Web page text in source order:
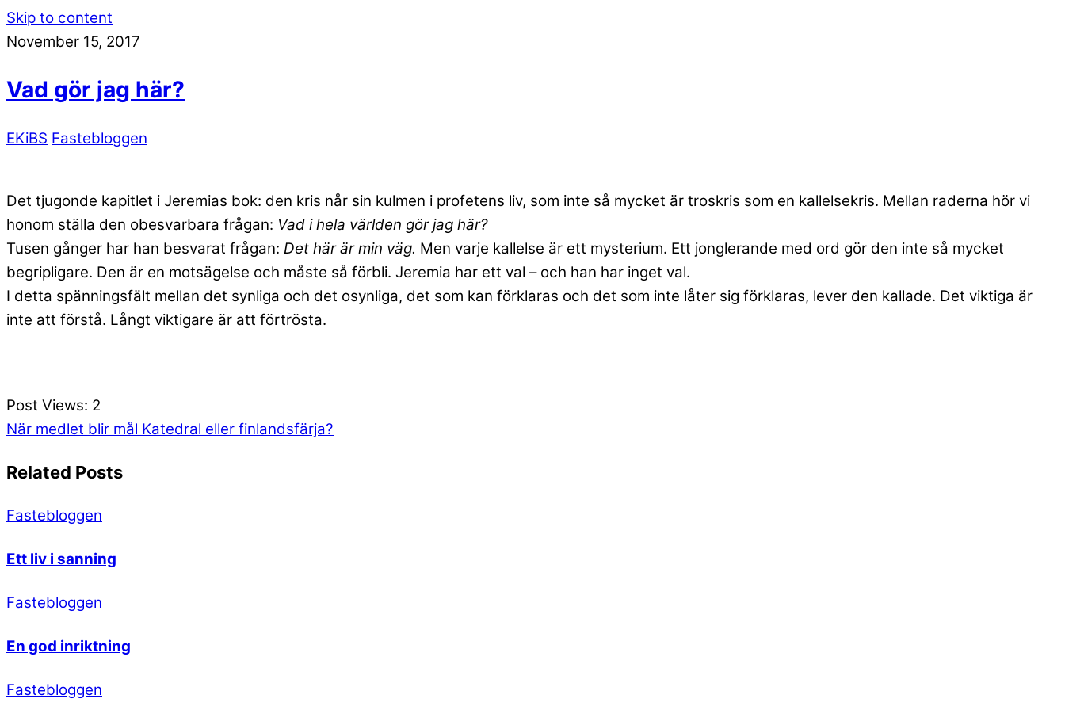
Skip to content
November 15, 2017
Vad gör jag här?
EKiBS Fastebloggen
Det tjugonde kapitlet i Jeremias bok: den kris når sin kulmen i profetens liv, som inte så mycket är troskris som en kallelsekris. Mellan raderna hör vi
honom ställa den obesvarbara frågan: Vad i hela världen gör jag här?
Tusen gånger har han besvarat frågan: Det här är min väg. Men varje kallelse är ett mysterium. Ett jonglerande med ord gör den inte så mycket
begripligare. Den är en motsägelse och måste så förbli. Jeremia har ett val – och han har inget val.
I detta spänningsfält mellan det synliga och det osynliga, det som kan förklaras och det som inte låter sig förklaras, lever den kallade. Det viktiga är
inte att förstå. Långt viktigare är att förtrösta.
Post Views: 2
När medlet blir mål Katedral eller finlandsfärja?
Related Posts
Fastebloggen
Ett liv i sanning
Fastebloggen
En god inriktning
Fastebloggen